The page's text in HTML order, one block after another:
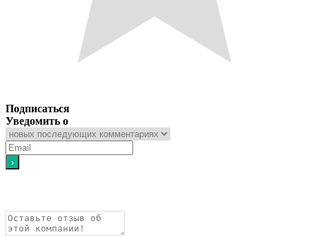
Подписаться
Уведомить о